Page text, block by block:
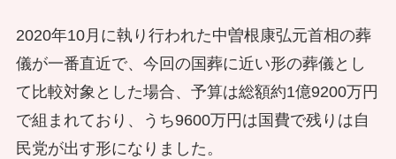
2020年10月に執り行われた中曽根康弘元首相の葬
儀が一番直近で、今回の国葬に近い形の葬儀とし
て比較対象とした場合、予算は総額約1億9200万円
で組まれており、うち9600万円は国費で残りは自
民党が出す形になりました。